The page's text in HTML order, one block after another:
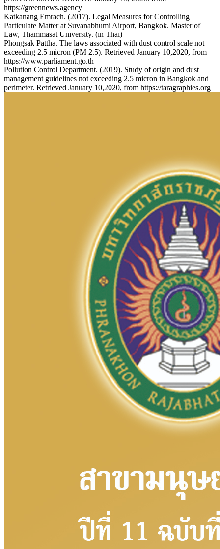
https://greennews.agency
Katkanang Emrach. (2017). Legal Measures for Controlling
Particulate Matter at Suvanabhumi Airport, Bangkok. Master of
Law, Thammasat University. (in Thai)
Phongsak Pattha. The laws associated with dust control scale not
exceeding 2.5 micron (PM 2.5). Retrieved January 10,2020, from
https://www.parliament.go.th
Pollution Control Department. (2019). Study of origin and dust
management guidelines not exceeding 2.5 micron in Bangkok and
perimeter. Retrieved January 10,2020, from https://taragraphies.org